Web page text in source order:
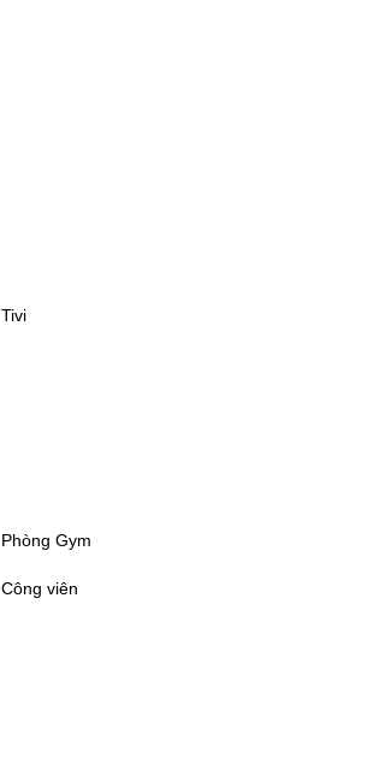
Tivi
Phòng Gym
Công viên